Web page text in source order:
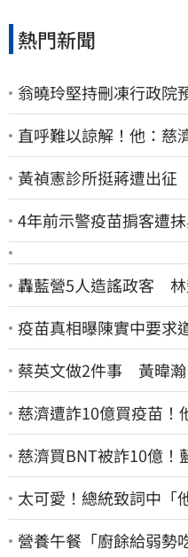
熱門新聞
翁曉玲堅持刪凍行政院
直呼難以諒解！他：慈
黃禎憲診所挺蔣遭出
4年前示警疫苗掮客遭
轟藍營5人造謠政客 林
疫苗真相曝陳實中要
蔡英文做2件事 黃暐瀚
慈濟遭詐10億買疫苗！
慈濟買BNT被詐10億！
太可愛！總統致詞中
喊：卸任再交棒給你
營養午餐「廚餘給弱勢